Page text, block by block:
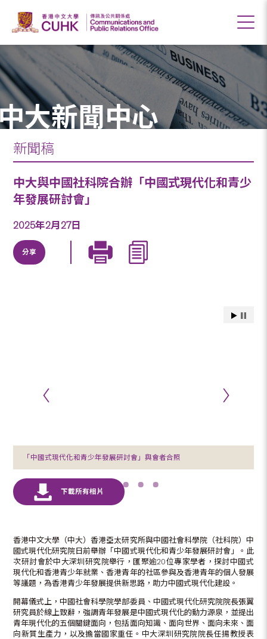
大新聞中心
新聞稿
中大與中國社科院合辦「中國式現代化和青少
年發展研討會」
2025年2月27日
分享
「中國式現代化和青少年發展研討會」與會者合照
香港中文大學（中大）香港亞太研究所與中國社會科學院（社科院）中
國式現代化研究院日前舉辦「中國式現代化和青少年發展研討會」。此
次研討會於中大深圳研究院舉行，匯聚逾20位專家學者，探討中國式
現代化和香港青少年就業、香港青年的社區參與及香港青年的個人發展
等議題，為香港青少年發展提供新思路，助力中國式現代化建設。
開幕儀式上，中國社會科學院學部委員、中國式現代化研究院院長張翼
研究員於線上致辭，強調青年發展是中國式現代化的動力源泉，並提出
青年現代化的五個關鍵面向，包括面向知識、面向世界、面向未來、面
向新質生產力，以及擔當國家重任。中大深圳研究院院長任揚教授表